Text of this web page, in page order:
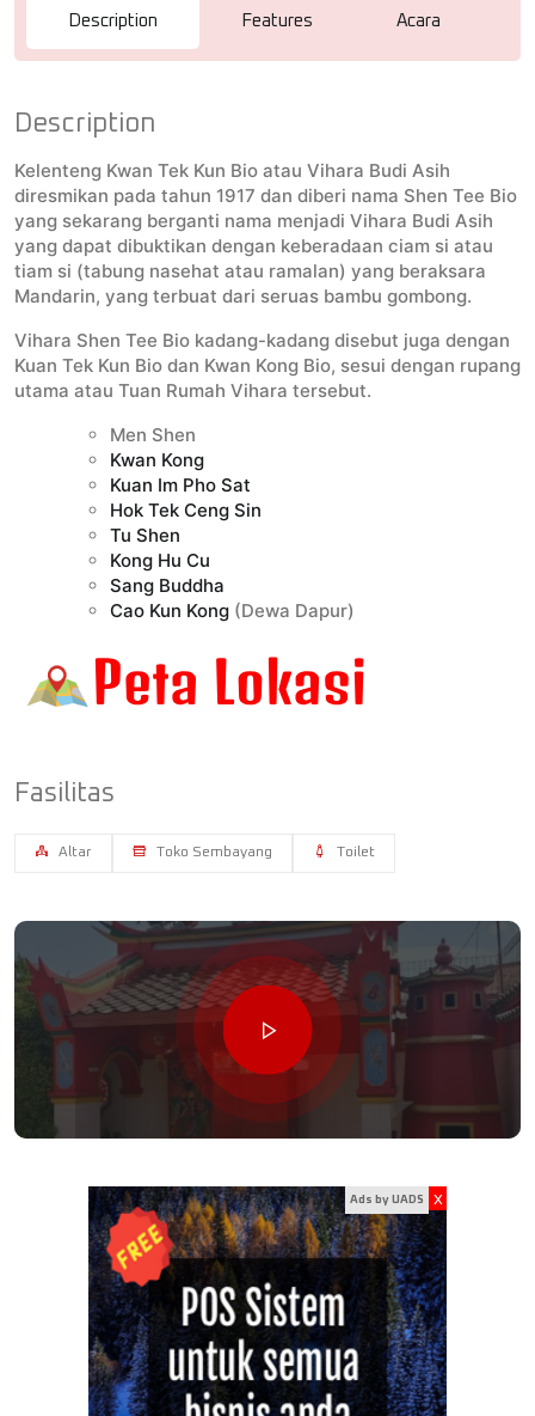
Description Features Acara
Description
Kelenteng Kwan Tek Kun Bio atau Vihara Budi Asih
diresmikan pada tahun 1917 dan diberi nama Shen Tee Bio
yang sekarang berganti nama menjadi Vihara Budi Asih
yang dapat dibuktikan dengan keberadaan ciam si atau
tiam si (tabung nasehat atau ramalan) yang beraksara
Mandarin, yang terbuat dari seruas bambu gombong.
Vihara Shen Tee Bio kadang-kadang disebut juga dengan
Kuan Tek Kun Bio dan Kwan Kong Bio, sesui dengan rupang
utama atau Tuan Rumah Vihara tersebut.
Men Shen
Kwan Kong
Kuan Im Pho Sat
Hok Tek Ceng Sin
Tu Shen
Kong Hu Cu
Sang Buddha
Cao Kun Kong (Dewa Dapur)
Fasilitas
Altar Toko Sembayang Toilet
Ads by UADS x